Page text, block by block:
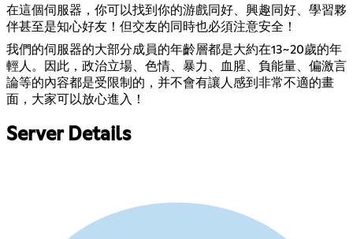
在這個伺服器，你可以找到你的游戲同好、興趣同好、學習夥
伴甚至是知心好友！但交友的同時也必須注意安全！
我們的伺服器的大部分成員的年齡層都是大約在13~20歲的年
輕人。因此，政治立場、色情、暴力、血腥、負能量、偏激言
論等的內容都是受限制的，并不會有讓人感到非常不適的畫
面，大家可以放心進入！
Server Details